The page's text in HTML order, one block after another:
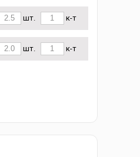
шт. к-т
шт. к-т